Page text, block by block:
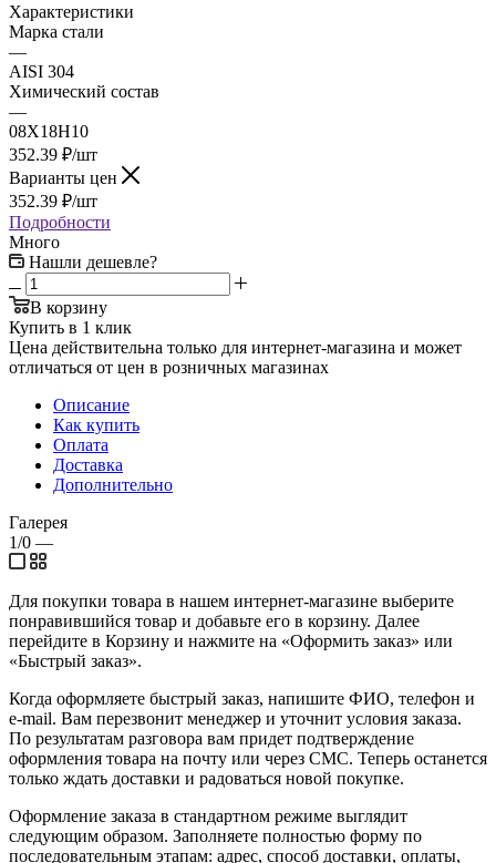
Характеристики
Марка стали
—
AISI 304
Химический состав
—
08Х18Н10
352.39 ₽/шт
Варианты цен
352.39 ₽/шт
Подробности
Много
Нашли дешевле?
В корзину
Купить в 1 клик
Цена действительна только для интернет-магазина и может
отличаться от цен в розничных магазинах
Описание
Как купить
Оплата
Доставка
Дополнительно
Галерея
1/0 —
Для покупки товара в нашем интернет-магазине выберите
понравившийся товар и добавьте его в корзину. Далее
перейдите в Корзину и нажмите на «Оформить заказ» или
«Быстрый заказ».
Когда оформляете быстрый заказ, напишите ФИО, телефон и
e-mail. Вам перезвонит менеджер и уточнит условия заказа.
По результатам разговора вам придет подтверждение
оформления товара на почту или через СМС. Теперь останется
только ждать доставки и радоваться новой покупке.
Оформление заказа в стандартном режиме выглядит
следующим образом. Заполняете полностью форму по
последовательным этапам: адрес, способ доставки, оплаты,